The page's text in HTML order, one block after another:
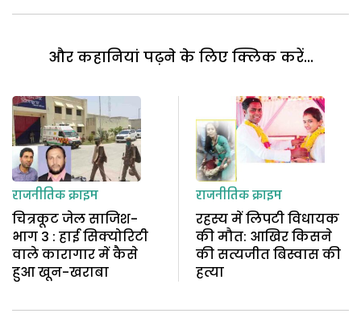
और कहानियां पढ़ने के लिए क्लिक करें...
राजनीतिक क्राइम
चित्रकूट जेल साजिश-
भाग 3 : हाई सिक्योरिटी
वाले कारागार में कैसे
हुआ खून-खराबा
राजनीतिक क्राइम
रहस्य में लिपटी विधायक
की मौत: आखिर किसने
की सत्यजीत बिस्वास की
हत्या